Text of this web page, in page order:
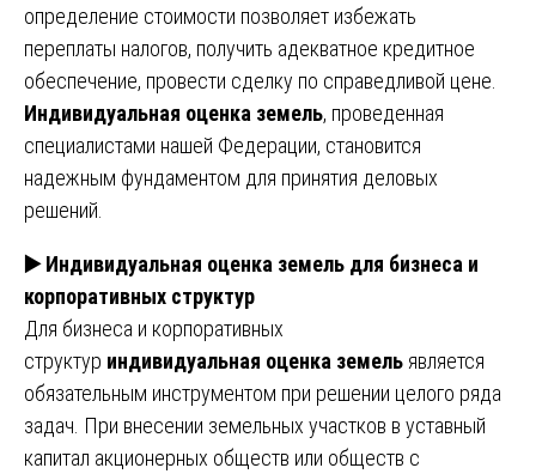
определение стоимости позволяет избежать
переплаты налогов, получить адекватное кредитное
обеспечение, провести сделку по справедливой цене.
Индивидуальная оценка земель, проведенная
специалистами нашей Федерации, становится
надежным фундаментом для принятия деловых
решений.
▶️Индивидуальная оценка земель для бизнеса и
корпоративных структур
Для бизнеса и корпоративных
структур индивидуальная оценка земель является
обязательным инструментом при решении целого ряда
задач. При внесении земельных участков в уставный
капитал акционерных обществ или обществ с